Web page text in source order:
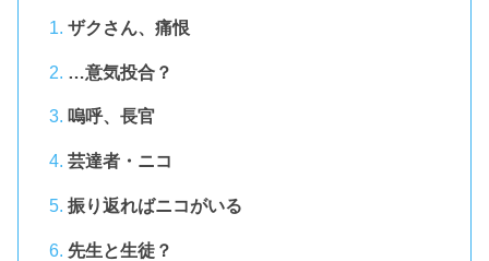
ザクさん、痛恨
…意気投合？
嗚呼、長官
芸達者・ニコ
振り返ればニコがいる
先生と生徒？